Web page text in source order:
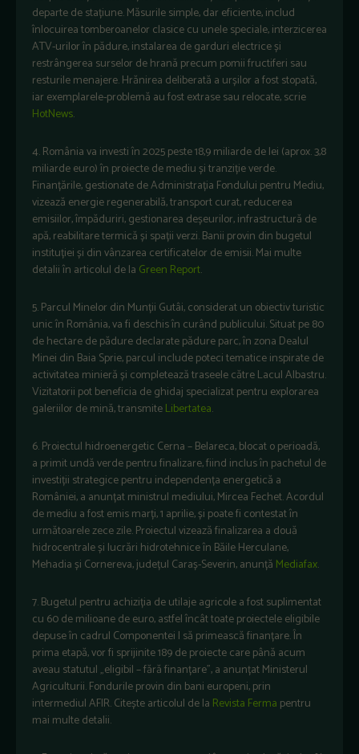
departe de stațiune. Măsurile simple, dar eficiente, includ
înlocuirea tomberoanelor clasice cu unele speciale, interzicerea
ATV-urilor în pădure, instalarea de garduri electrice și
restrângerea surselor de hrană precum pomii fructiferi sau
resturile menajere. Hrănirea deliberată a urșilor a fost stopată,
iar exemplarele-problemă au fost extrase sau relocate, scrie
HotNews.
4. România va investi în 2025 peste 18,9 miliarde de lei (aprox. 3,8
miliarde euro) în proiecte de mediu și tranziție verde.
Finanțările, gestionate de Administrația Fondului pentru Mediu,
vizează energie regenerabilă, transport curat, reducerea
emisiilor, împăduriri, gestionarea deșeurilor, infrastructură de
apă, reabilitare termică și spații verzi. Banii provin din bugetul
instituției și din vânzarea certificatelor de emisii. Mai multe
detalii în articolul de la Green Report.
5. Parcul Minelor din Munții Gutâi, considerat un obiectiv turistic
unic în România, va fi deschis în curând publicului. Situat pe 80
de hectare de pădure declarate pădure parc, în zona Dealul
Minei din Baia Sprie, parcul include poteci tematice inspirate de
activitatea minieră și completează traseele către Lacul Albastru.
Vizitatorii pot beneficia de ghidaj specializat pentru explorarea
galeriilor de mină, transmiteLibertatea.
6. Proiectul hidroenergetic Cerna – Belareca, blocat o perioadă,
a primit undă verde pentru finalizare, fiind inclus în pachetul de
investiții strategice pentru independența energetică a
României, a anunțat ministrul mediului, Mircea Fechet. Acordul
de mediu a fost emis marți, 1 aprilie, și poate fi contestat în
următoarele zece zile. Proiectul vizează finalizarea a două
hidrocentrale și lucrări hidrotehnice în Băile Herculane,
Mehadia și Cornereva, județul Caraș-Severin, anunță Mediafax.
7. Bugetul pentru achiziția de utilaje agricole a fost suplimentat
cu 60 de milioane de euro, astfel încât toate proiectele eligibile
depuse în cadrul Componentei I să primească finanțare. În
prima etapă, vor fi sprijinite 189 de proiecte care până acum
aveau statutul „eligibil – fără finanțare”, a anunțat Ministerul
Agriculturii. Fondurile provin din bani europeni, prin
intermediul AFIR. Citește articolul de la Revista Ferma pentru
mai multe detalii.